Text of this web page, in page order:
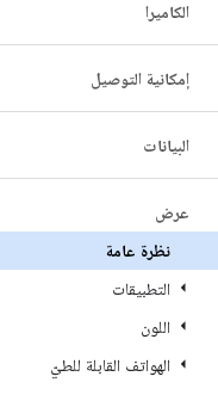
الكاميرا
إمكانية التوصيل
البيانات
عرض
نظرة عامة
التطبيقات
اللون
الهواتف القابلة للطيّ